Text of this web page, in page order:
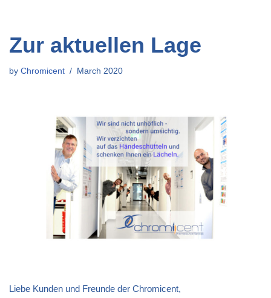
Zur aktuellen Lage
by Chromicent March 2020
Liebe Kunden und Freunde der Chromicent,